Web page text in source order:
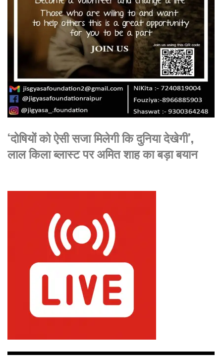
‘दोषियों को ऐसी सजा मिलेगी कि दुनिया देखेगी’,
लाल किला ब्लास्ट पर अमित शाह का बड़ा बयान